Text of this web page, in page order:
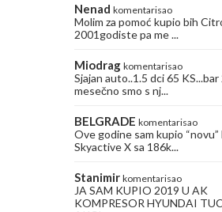
Nenad komentarisao
Molim za pomoć kupio bih
2001godiste pa me ...
Miodrag komentarisao
Sjajan auto..1.5 dci 65
mesečno smo s nj...
BELGRADE komentarisao
Ove godine sam kupio “novu”
Skyactive X sa 186k...
Stanimir komentarisao
JA SAM KUPIO 2019 U AK
KOMPRESOR HYUNDAI